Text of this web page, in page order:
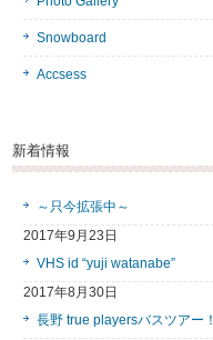
Snowboard
Accsess
新着情報
～只今拡張中～
2017年9月23日
VHS id “yuji watanabe”
2017年8月30日
長野 true playersバスツアー！